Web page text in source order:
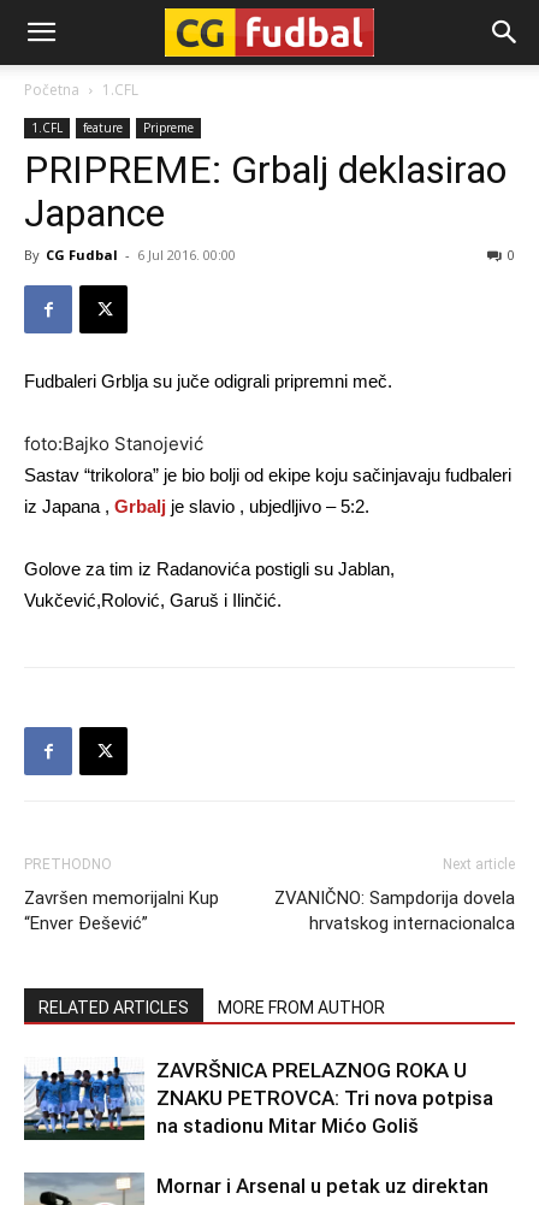
CG-
Fudbal
Početna 1.CFL
1.CFL feature Pripreme
PRIPREME: Grbalj deklasirao
Japance
By CG Fudbal - 6 Jul 2016. 00:00 0
Fudbaleri Grblja su juče odigrali pripremni meč.
foto:Bajko Stanojević
Sastav “trikolora” je bio bolji od ekipe koju sačinjavaju fudbaleri
iz Japana , Grbalj je slavio , ubjedljivo – 5:2.
Golove za tim iz Radanovića postigli su Jablan,
Vukčević,Rolović, Garuš i Ilinčić.
PRETHODNO
Završen memorijalni Kup
“Enver Đešević”
Next article
ZVANIČNO: Sampdorija dovela
hrvatskog internacionalca
RELATED ARTICLES MORE FROM AUTHOR
ZAVRŠNICA PRELAZNOG ROKA U
ZNAKU PETROVCA: Tri nova potpisa
na stadionu Mitar Mićo Goliš
Mornar i Arsenal u petak uz direktan